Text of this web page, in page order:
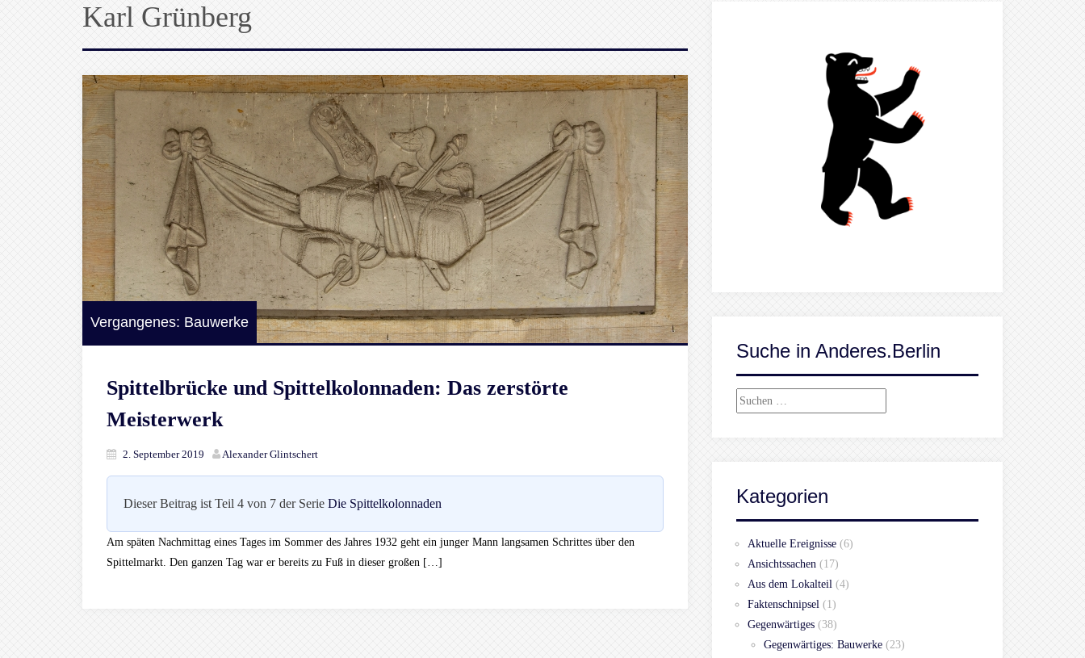
Karl Grünberg
Vergangenes: Bauwerke
Spittelbrücke und Spittelkolonnaden: Das zerstörte
Meisterwerk
2. September 2019 Alexander Glintschert
Dieser Beitrag ist Teil 4 von 7 der Serie Die Spittelkolonnaden
Am späten Nachmittag eines Tages im Sommer des Jahres 1932 geht ein junger Mann langsamen Schrittes über den
Spittelmarkt. Den ganzen Tag war er bereits zu Fuß in dieser großen […]
Suche in Anderes.Berlin
Suchen
Kategorien
Aktuelle Ereignisse (6)
Ansichtssachen (17)
Aus dem Lokalteil (4)
Faktenschnipsel (1)
Gegenwärtiges (38)
Gegenwärtiges: Bauwerke (23)